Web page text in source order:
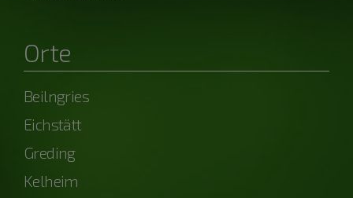
Orte
Beilngries
Eichstätt
Greding
Kelheim